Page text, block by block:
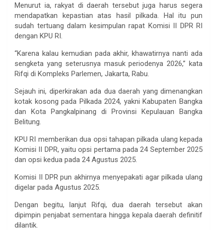
Menurut ia, rakyat di daerah tersebut juga harus segera
mendapatkan kepastian atas hasil pilkada. Hal itu pun
sudah tertuang dalam kesimpulan rapat Komisi II DPR RI
dengan KPU RI.
“Karena kalau kemudian pada akhir, khawatirnya nanti ada
sengketa yang seterusnya masuk periodenya 2026,” kata
Rifqi di Kompleks Parlemen, Jakarta, Rabu.
Sejauh ini, diperkirakan ada dua daerah yang dimenangkan
kotak kosong pada Pilkada 2024, yakni Kabupaten Bangka
dan Kota Pangkalpinang di Provinsi Kepulauan Bangka
Belitung.
KPU RI memberikan dua opsi tahapan pilkada ulang kepada
Komisi II DPR, yaitu opsi pertama pada 24 September 2025
dan opsi kedua pada 24 Agustus 2025.
Komisi II DPR pun akhirnya menyepakati agar pilkada ulang
digelar pada Agustus 2025.
Dengan begitu, lanjut Rifqi, dua daerah tersebut akan
dipimpin penjabat sementara hingga kepala daerah definitif
dilantik.